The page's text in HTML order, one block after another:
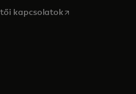
kapcsolatokopens in a new tab